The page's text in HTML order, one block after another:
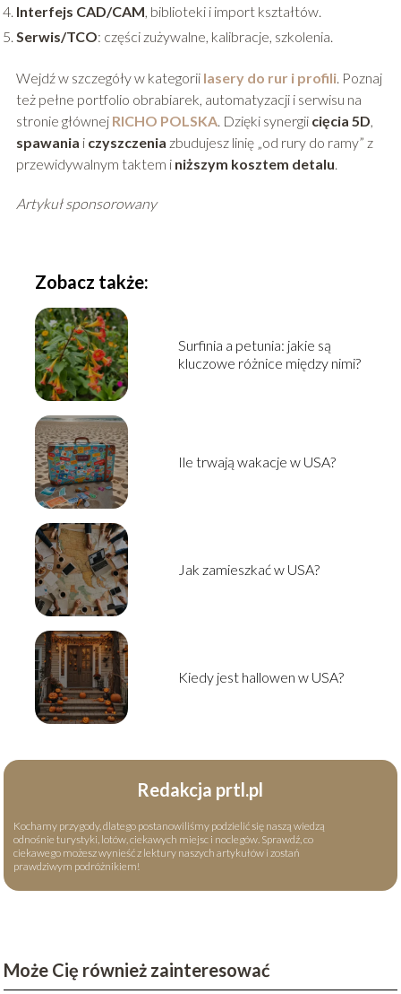
Interfejs CAD/CAM, biblioteki i import kształtów.
Serwis/TCO: części zużywalne, kalibracje, szkolenia.
Wejdź w szczegóły w kategorii lasery do rur i profili. Poznaj
też pełne portfolio obrabiarek, automatyzacji i serwisu na
stronie głównej RICHO POLSKA. Dzięki synergii cięcia 5D,
spawania i czyszczenia zbudujesz linię „od rury do ramy” z
przewidywalnym taktem i niższym kosztem detalu.
Artykuł sponsorowany
Zobacz także:
Surfinia a petunia: jakie są
kluczowe różnice między nimi?
Ile trwają wakacje w USA?
Jak zamieszkać w USA?
Kiedy jest hallowen w USA?
Redakcja prtl.pl
Kochamy przygody, dlatego postanowiliśmy podzielić się naszą wiedzą
odnośnie turystyki, lotów, ciekawych miejsc i noclegów. Sprawdź, co
ciekawego możesz wynieść z lektury naszych artykułów i zostań
prawdziwym podróżnikiem!
Może Cię również zainteresować